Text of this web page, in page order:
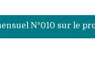
N° 012 sur le
N°010 sur le
N°009 sur le
N°007 sur le